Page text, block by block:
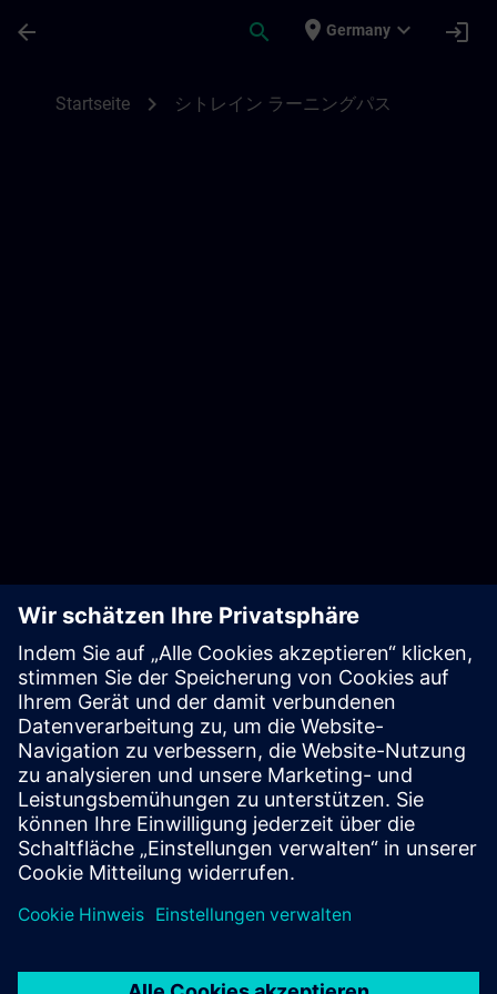
arrow_back search place Germany expand_more login
Startseite chevron_right シトレイン ラーニングパス